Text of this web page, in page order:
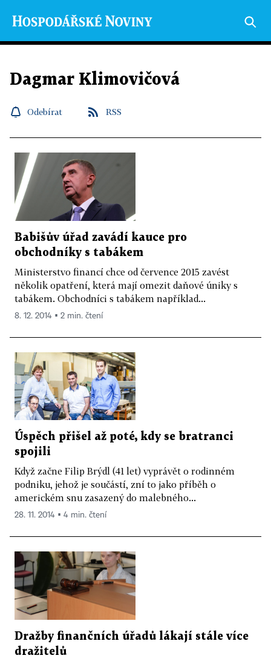
Dagmar Klimovičová
Odebírat RSS
Babišův úřad zavádí kauce pro
obchodníky s tabákem
Ministerstvo financí chce od července 2015 zavést
několik opatření, která mají omezit daňové úniky s
tabákem. Obchodníci s tabákem například...
8. 12. 2014 ▪ 2 min. čtení
Úspěch přišel až poté, kdy se bratranci
spojili
Když začne Filip Brýdl (41 let) vyprávět o rodinném
podniku, jehož je součástí, zní to jako příběh o
americkém snu zasazený do malebného...
28. 11. 2014 ▪ 4 min. čtení
Dražby finančních úřadů lákají stále více
dražitelů